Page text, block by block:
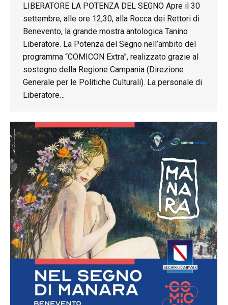
LIBERATORE LA POTENZA DEL SEGNO Apre il 30
settembre, alle ore 12,30, alla Rocca dei Rettori di
Benevento, la grande mostra antologica Tanino
Liberatore. La Potenza del Segno nell’ambito del
programma “COMICON Extra”, realizzato grazie al
sostegno della Regione Campania (Direzione
Generale per le Politiche Culturali). La personale di
Liberatore…